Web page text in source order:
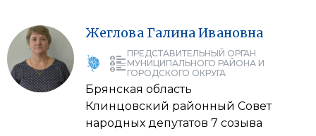
Жеглова ГалинаИвановна
ПРЕДСТАВИТЕЛЬНЫЙ ОРГАН
МУНИЦИПАЛЬНОГО РАЙОНА И
ГОРОДСКОГО ОКРУГА
Брянская область
Клинцовский районный Совет
народных депутатов 7 созыва